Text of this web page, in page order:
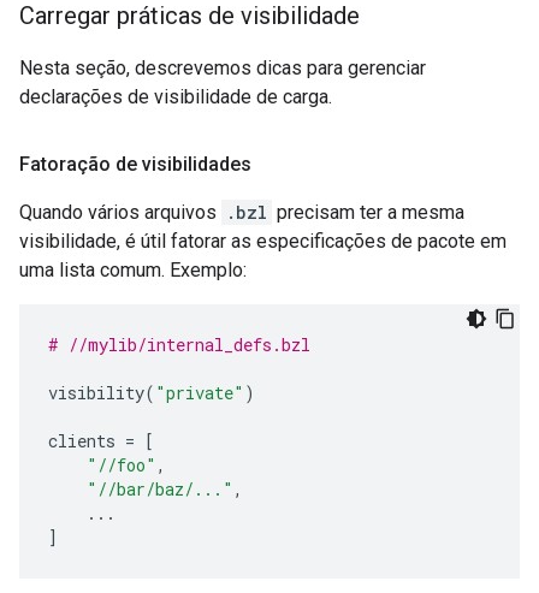
Carregar práticas de visibilidade
Nesta seção, descrevemos dicas para gerenciar
declarações de visibilidade de carga.
Fatoração de visibilidades
Quando vários arquivos .bzl precisam ter a mesma
visibilidade, é útil fatorar as especificações de pacote em
uma lista comum. Exemplo:
# //mylib/internal_defs.bzl
visibility( "private" )
clients = [
"//foo" ,
"//bar/baz/..." ,
...
]